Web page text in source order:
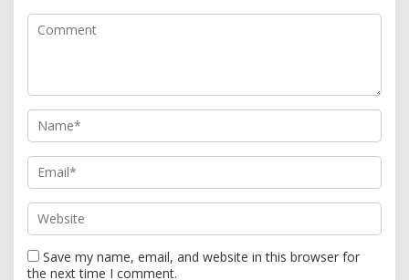
Save my name, email, and website in this browser for
the next time I comment.